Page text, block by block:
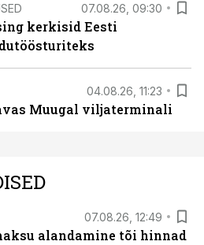
07.08.26, 09:30
kerkisid Eesti
04.08.26, 11:23
Muugal viljaterminali
07.08.26, 12:49
alandamine tõi hinnad